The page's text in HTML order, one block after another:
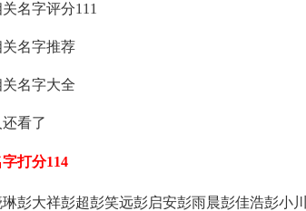
名字评分111
名字推荐
名字大全
看了
打分114
琳彭大祥彭超彭笑远彭启安彭雨晨彭佳浩彭小川